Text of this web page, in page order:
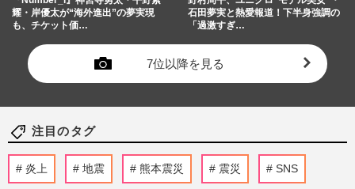
耀・岸優太が“海外進出”の夢実現
も、チケット価…
石田夢実と熱愛報道！下半身強調の
「過激すぎ…
7位以降を見る
注目のタグ
炎上 地震 熊本震災 震災 SNS